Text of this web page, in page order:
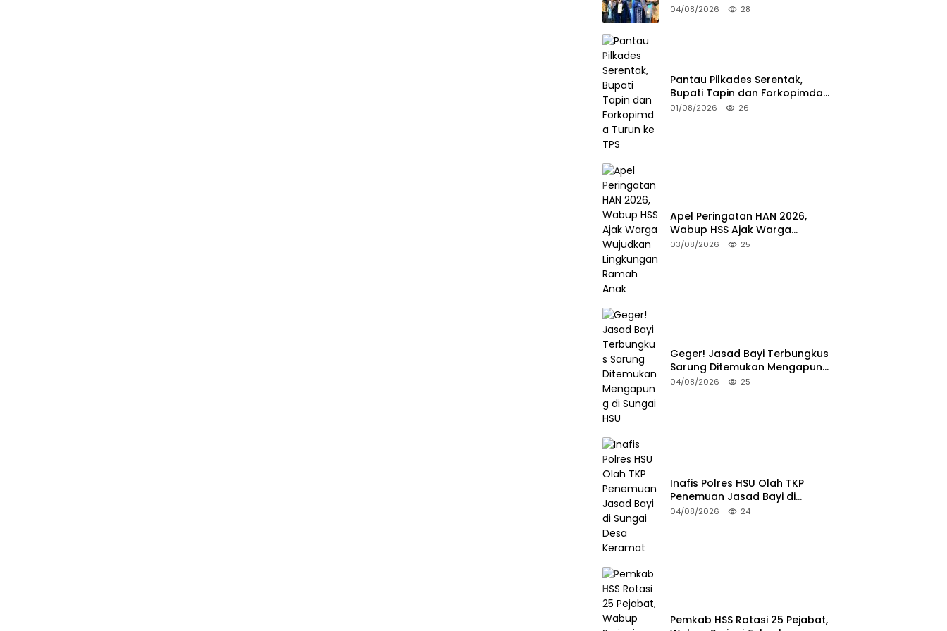
Pariwisata 2026
04/08/2026 28
Pantau Pilkades Serentak,
Bupati Tapin dan Forkopimda
Turun ke TPS
01/08/2026 26
Apel Peringatan HAN 2026,
Wabup HSS Ajak Warga
Wujudkan Lingkungan Ramah
03/08/2026 25
Geger! Jasad Bayi Terbungkus
Sarung Ditemukan Mengapung
di Sungai HSU
04/08/2026 25
Inafis Polres HSU Olah TKP
Penemuan Jasad Bayi di
Sungai Desa Keramat
04/08/2026 24
Pemkab HSS Rotasi 25 Pejabat,